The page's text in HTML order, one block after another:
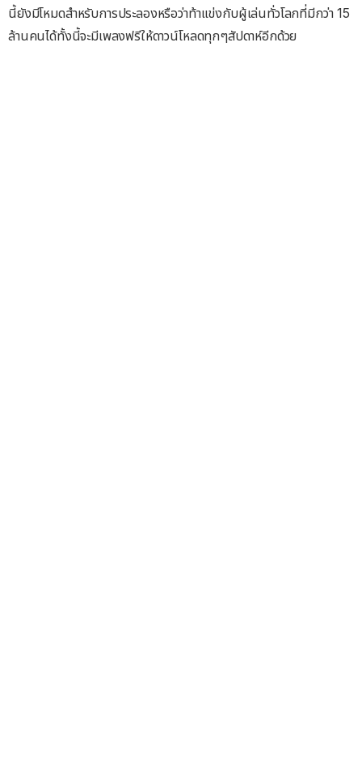
นี้ยังมีโหมดสำหรับการประลองหรือว่าท้าแข่งกับผู้เล่นทั่วโลกที่มีกว่า 15
ล้านคนได้ทั้งนี้จะมีเพลงฟรีให้ดาวน์โหลดทุกๆสัปดาห์อีกด้วย